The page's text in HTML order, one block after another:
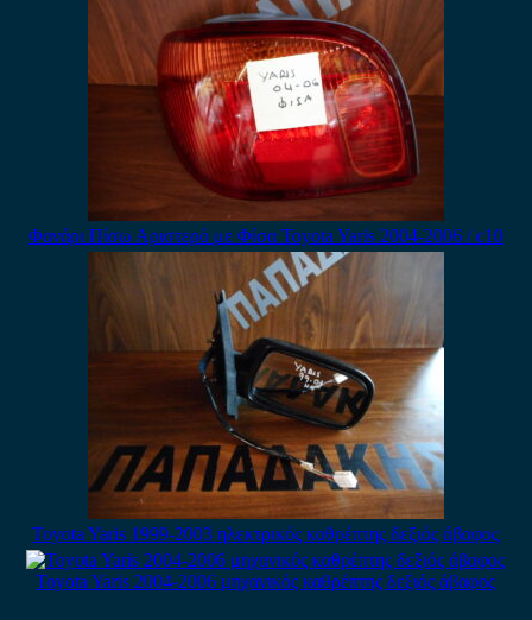
Φανάρι Πίσω Αριστερό με Φίσα Toyota Yaris 2004-2006 / c10
Toyota Yaris 1999-2003 ηλεκτρικός καθρέπτης δεξιός άβαφος
Toyota Yaris 2004-2006 μηχανικός καθρέπτης δεξιός άβαφος